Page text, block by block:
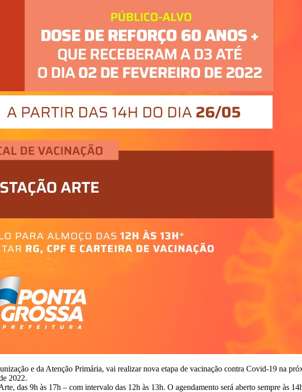
e da Atenção Primária, vai realizar nova etapa de vacinação contra Covid-19 na
2022.
das 9h às 17h – com intervalo das 12h às 13h. O agendamento será aberto sempre às